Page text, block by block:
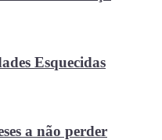
Esquecidas
a não perder